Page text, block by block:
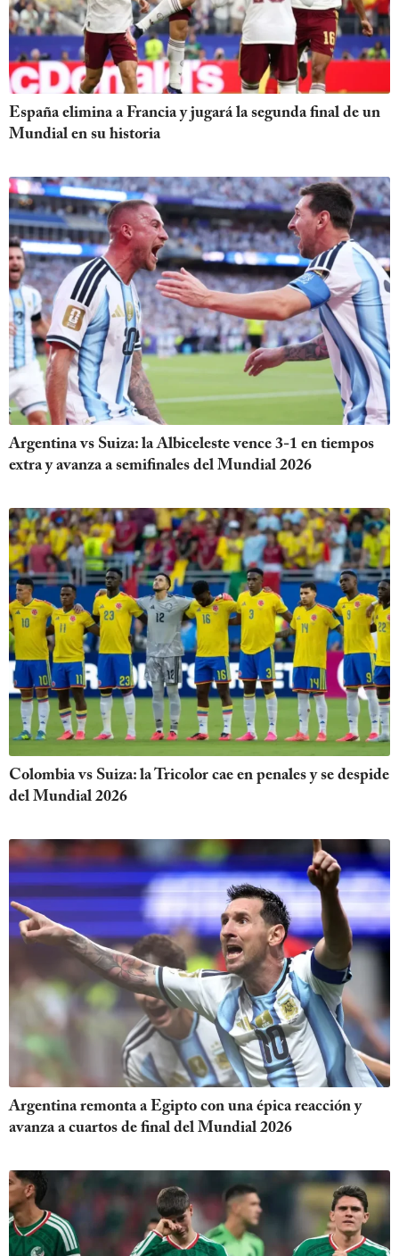
España elimina a Francia y jugará la segunda final de un
Mundial en su historia
Argentina vs Suiza: la Albiceleste vence 3-1 en tiempos
extra y avanza a semifinales del Mundial 2026
Colombia vs Suiza: la Tricolor cae en penales y se despide
del Mundial 2026
Argentina remonta a Egipto con una épica reacción y
avanza a cuartos de final del Mundial 2026